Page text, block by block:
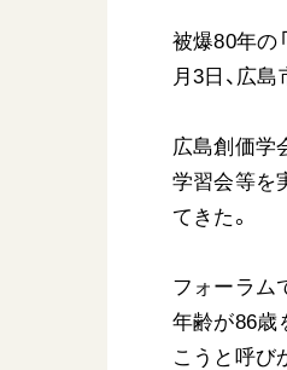
被爆80年の
月3日、広
広島創価学
学習会等を
てきた。
フォーラム
年齢が86歳
こうと呼び